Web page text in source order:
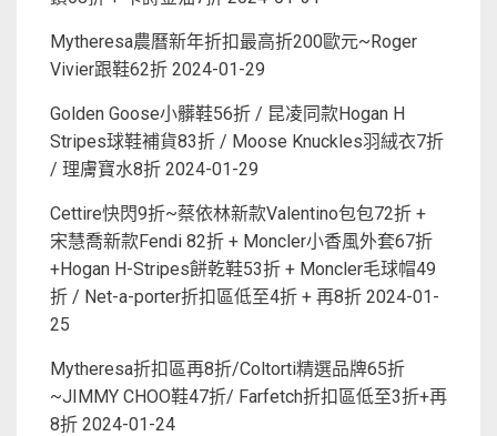
Mytheresa農曆新年折扣最高折200歐元~Roger
Vivier跟鞋62折 2024-01-29
Golden Goose小髒鞋56折 / 昆凌同款Hogan H
Stripes球鞋補貨83折 / Moose Knuckles羽絨衣7折
/ 理膚寶水8折 2024-01-29
Cettire快閃9折~蔡依林新款Valentino包包72折 +
宋慧喬新款Fendi 82折 + Moncler小香風外套67折
+Hogan H-Stripes餅乾鞋53折 + Moncler毛球帽49
折 / Net-a-porter折扣區低至4折 + 再8折 2024-01-
25
Mytheresa折扣區再8折/Coltorti精選品牌65折
~JIMMY CHOO鞋47折/ Farfetch折扣區低至3折+再
8折 2024-01-24